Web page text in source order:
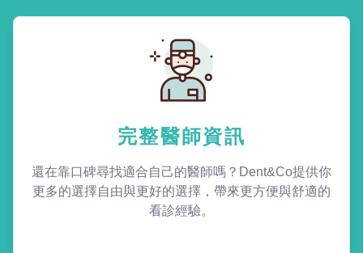
完整醫師資訊
還在靠口碑尋找適合自己的醫師嗎？Dent&Co提供你
更多的選擇自由與更好的選擇，帶來更方便與舒適的
看診經驗。